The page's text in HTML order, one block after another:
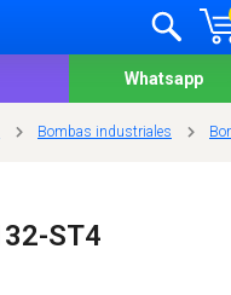
Whatsapp
Bombas industriales
ST4